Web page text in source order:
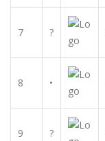
7 ?
8 •
9 ?